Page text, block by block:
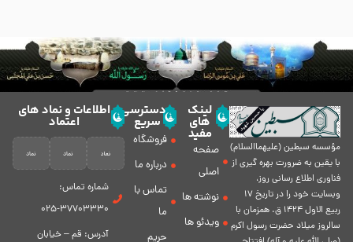
مؤسسه سبطين (عليهماالسلام)
با يقين به ضرورت بهره گیرى از
فناورى اطلاع رسانى روز،
وبسایت خود را در تاريخ 17
ربيع الاول 1424 ق. همزمان با
سالروز ميلاد حضرت رسول اكرم
لینک
های
مفید
صفحه
اصلی
نوشته ها
ویدئو ها
دسترسی
سریع
فروشگاه
درباره ما
تماس با
ما
حریم
اطلاعات و نماد های
اعتماد
شماره تماس:
37703330-025
آدرس: قم – خیابان